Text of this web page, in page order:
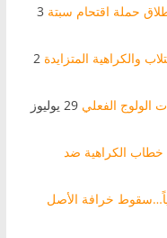
حملة اقتحام سبتة 3
والكراهية المتزايدة 2
الولوج الفعلي
29 يوليوز
خطاب الكراهية ضد
وراثياً…سقوط خرافة الأصل